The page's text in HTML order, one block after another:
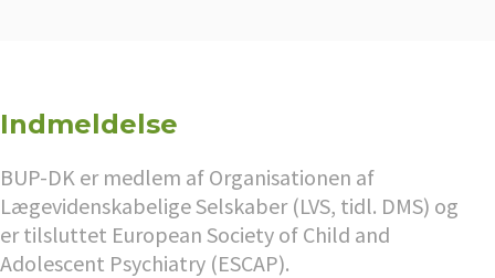
Indmeldelse
BUP-DK er medlem af Organisationen af
Lægevidenskabelige Selskaber (LVS, tidl. DMS) og
er tilsluttet European Society of Child and
Adolescent Psychiatry (ESCAP).